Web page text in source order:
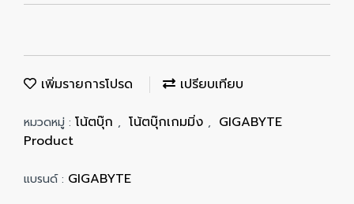
เพิ่มรายการโปรด เปรียบเทียบ
หมวดหมู่ : โน้ตบุ๊ก , โน้ตบุ๊กเกมมิ่ง , GIGABYTE
Product
แบรนด์ : GIGABYTE